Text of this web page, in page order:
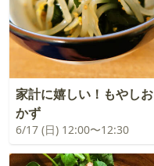
家計に嬉しい！もやしお
かず
6/17 (日) 12:00〜12:30